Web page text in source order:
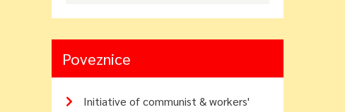
Poveznice
Initiative of communist & workers'